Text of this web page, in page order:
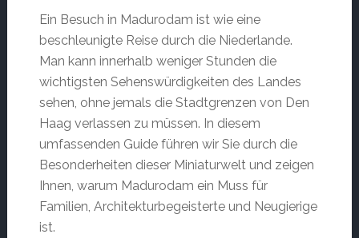
Ein Besuch in Madurodam ist wie eine
beschleunigte Reise durch die Niederlande.
Man kann innerhalb weniger Stunden die
wichtigsten Sehenswürdigkeiten des Landes
sehen, ohne jemals die Stadtgrenzen von Den
Haag verlassen zu müssen. In diesem
umfassenden Guide führen wir Sie durch die
Besonderheiten dieser Miniaturwelt und zeigen
Ihnen, warum Madurodam ein Muss für
Familien, Architekturbegeisterte und Neugierige
ist.